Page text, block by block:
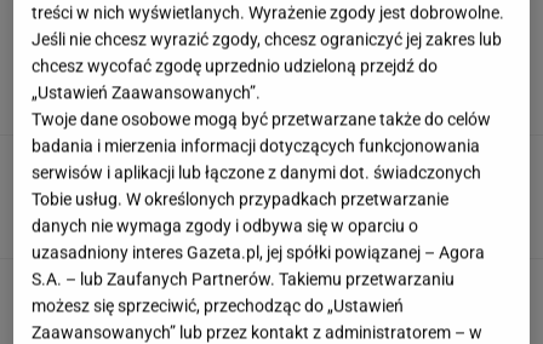
Hyży dosadnie odpowiedziała hejterom.
"Skończyła mi się cierpliwość"
Te kultowe teksty zapisały się w pamięci
wszystkich Polaków. Znasz je?
Wieniawa jako jurorka "TzG" to
dobry pomysł? "Będzie musiała być uważna"
treści w nich wyświetlanych. Wyrażenie zgody jest dobrowolne.
Jeśli nie chcesz wyrazić zgody, chcesz ograniczyć jej zakres lub
chcesz wycofać zgodę uprzednio udzieloną przejdź do
„Ustawień Zaawansowanych”.
Twoje dane osobowe mogą być przetwarzane także do celów
badania i mierzenia informacji dotyczących funkcjonowania
serwisów i aplikacji lub łączone z danymi dot. świadczonych
Tobie usług. W określonych przypadkach przetwarzanie
danych nie wymaga zgody i odbywa się w oparciu o
uzasadniony interes Gazeta.pl, jej spółki powiązanej – Agora
S.A. – lub Zaufanych Partnerów. Takiemu przetwarzaniu
możesz się sprzeciwić, przechodząc do „Ustawień
Zaawansowanych” lub przez kontakt z administratorem – w